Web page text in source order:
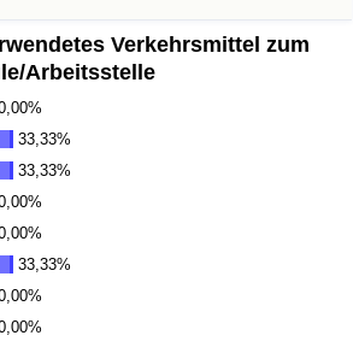
Verkehrsmittel zum
Arbeitsstelle
33,33%
33,33%
33,33%
Index (aktuell)
Index nach Land